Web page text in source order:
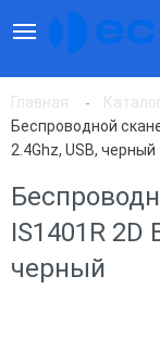
Главная
Беспроводной
2.4Ghz, USB, черный
IS1401R 2D
черный